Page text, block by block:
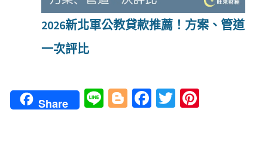
2026新北軍公教貸款推薦！方案、管道
一次評比
Share
Li Bl Fa T